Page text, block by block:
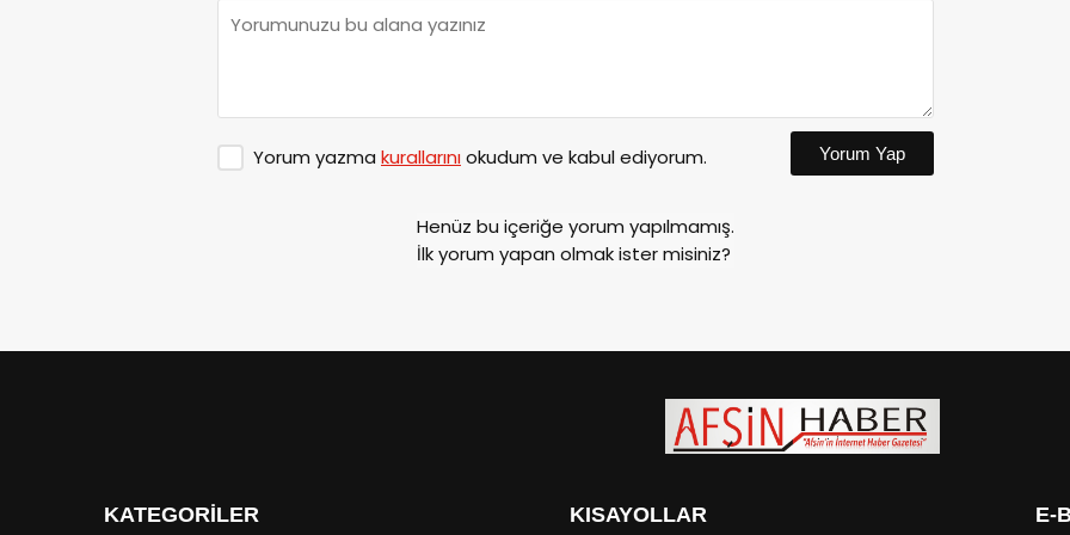
Yorum yazma kurallarınıokudum ve kabul ediyorum. Yorum Yap
Henüz bu içeriğe yorum yapılmamış.
İlk yorum yapan olmak ister misiniz?
KATEGORİLER KISAYOLLAR E-